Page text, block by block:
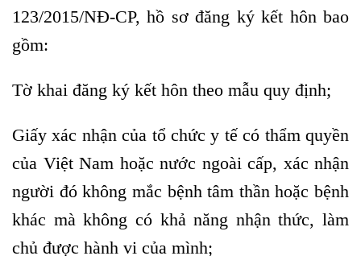
123/2015/NĐ-CP, hồ sơ đăng ký kết hôn bao
gồm:
Tờ khai đăng ký kết hôn theo mẫu quy định;
Giấy xác nhận của tổ chức y tế có thẩm quyền
của Việt Nam hoặc nước ngoài cấp, xác nhận
người đó không mắc bệnh tâm thần hoặc bệnh
khác mà không có khả năng nhận thức, làm
chủ được hành vi của mình;